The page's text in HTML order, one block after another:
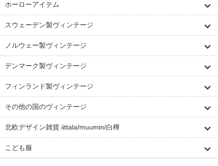
ホーローアイテム
スウェーデン製ヴィンテージ
ノルウェー製ヴィンテージ
デンマーク製ヴィンテージ
フィンランド製ヴィンテージ
その他の国のヴィンテージ
北欧デザイン雑貨 iittala/muumin/白樺
こども服